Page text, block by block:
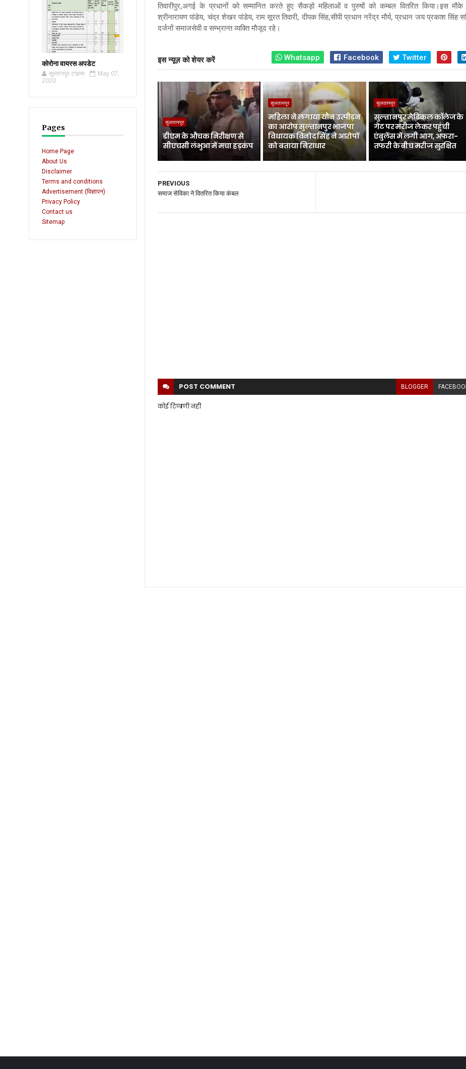
कोरोना वायरस अपडेट
सुल्तानपुर टाइम्स
May 07,
2020
Pages
Home Page
About Us
Disclaimer
Terms and conditions
Advertisement (विज्ञापन)
Privacy Policy
Contact us
Sitemap
तिवारीपुर,अगई के प्रधानों को सम्मानित करते हुए सैकड़ो महिलाओं व पुरुषों को कम्बल वितरित किया।इस मौके
श्रीनारायण पांडेय, चंद्र शेखर पांडेय, राम सूरत तिवारी, दीपक सिंह,सीपी प्रधान नरेंद्र मौर्य, प्रधान जय प्रकाश सिंह
दर्जनों समाजसेवी व सम्भ्रान्त व्यक्ति मौजूद रहे।
इस न्यूज़ को शेयर करें Whatsapp Facebook Twitter
सुलतानपुर
डीएम के औचक निरीक्षण से
सीएचसी लंभुआ में मचा हड़कंप
सुलतानपुर
महिला ने लगाया यौन उत्पीड़न
का आरोप सुल्तानपुर भाजपा
विधायक विनोद सिंह ने आरोपों
को बताया निराधार
सुलतानपुर
सुल्तानपुर मेडिकल कॉलेज के
गेट पर मरीज लेकर पहुंची
एंबुलेंस में लगी आग, अफरा-
तफरी के बीच मरीज सुरक्षित
PREVIOUS
समाज सेविका ने वितरित किया कंबल
POST COMMENT BLOGGER
कोई टिप्पणी नहीं